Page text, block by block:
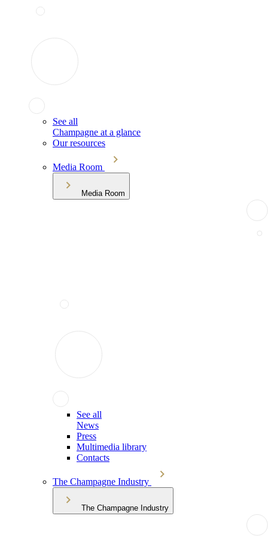
See all
Champagne at a glance
Our resources
Media Room
Media Room
See all
News
Press
Multimedia library
Contacts
The Champagne Industry
The Champagne Industry